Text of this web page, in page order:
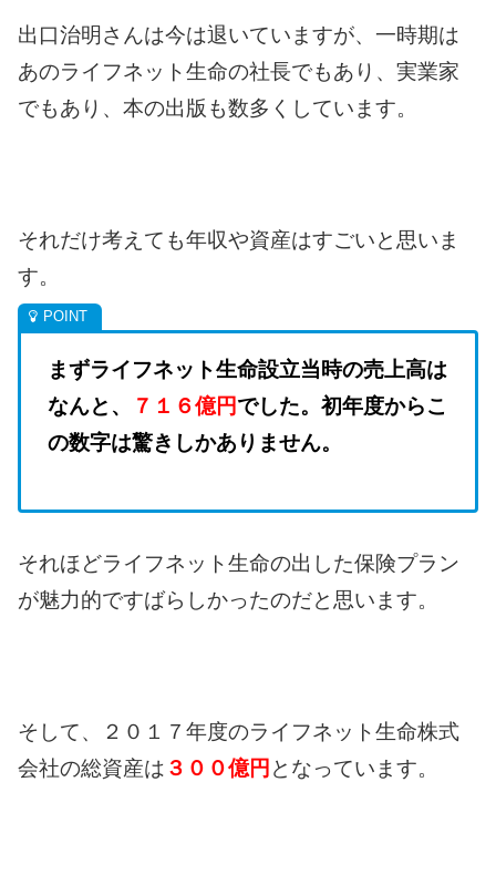
出口治明さんは今は退いていますが、一時期は
あのライフネット生命の社長でもあり、実業家
でもあり、本の出版も数多くしています。
それだけ考えても年収や資産はすごいと思いま
す。
まずライフネット生命設立当時の売上高は
なんと、
７１６億円でした。 初年度からこ
の数字は驚きしかありません。
それほどライフネット生命の出した保険プラン
が魅力的ですばらしかったのだと思います。
そして、２０１７年度のライフネット生命株式
会社の総資産は ３００億円 となっています。